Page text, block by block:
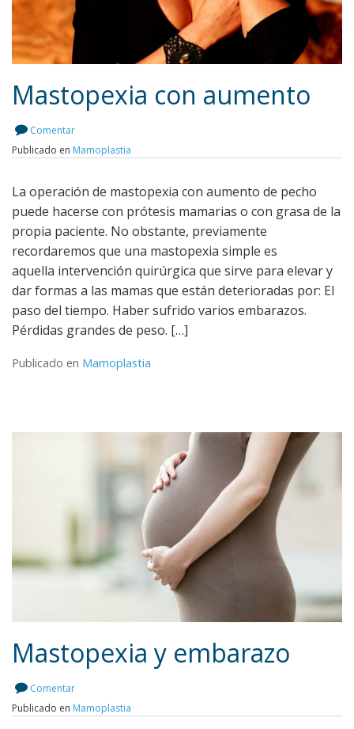
Leer más
Mastopexia con aumento
Comentar
Publicado en Mamoplastia
La operación de mastopexia con aumento de pecho
puede hacerse con prótesis mamarias o con grasa de la
propia paciente. No obstante, previamente
recordaremos que una mastopexia simple es
aquella intervención quirúrgica que sirve para elevar y
dar formas a las mamas que están deterioradas por: El
paso del tiempo. Haber sufrido varios embarazos.
Pérdidas grandes de peso. […]
Publicado en Mamoplastia
Leer más
Mastopexia y embarazo
Comentar
Publicado en Mamoplastia